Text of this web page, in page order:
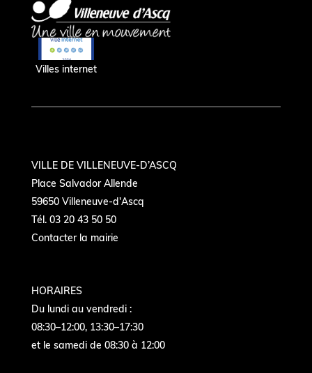
Villes internet
VILLE DE VILLENEUVE-D’ASCQ
Place Salvador Allende
59650 Villeneuve-d'Ascq
Tél. 03 20 43 50 50
Contacter la mairie
HORAIRES
Du lundi au vendredi :
08:30–12:00, 13:30–17:30
et le samedi de 08:30 à 12:00